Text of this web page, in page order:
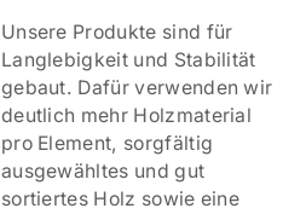
Unsere Produkte sind für
Langlebigkeit und Stabilität
gebaut. Dafür verwenden wir
deutlich mehr Holzmaterial
pro Element, sorgfältig
ausgewähltes und gut
sortiertes Holz sowie eine